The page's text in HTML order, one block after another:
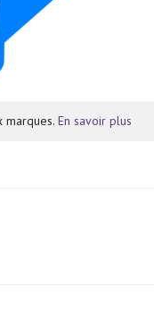
marques. En savoir plus